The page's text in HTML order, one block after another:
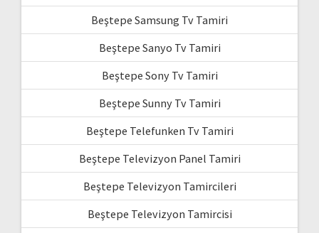
Beştepe Samsung Tv Tamiri
Beştepe Sanyo Tv Tamiri
Beştepe Sony Tv Tamiri
Beştepe Sunny Tv Tamiri
Beştepe Telefunken Tv Tamiri
Beştepe Televizyon Panel Tamiri
Beştepe Televizyon Tamircileri
Beştepe Televizyon Tamircisi